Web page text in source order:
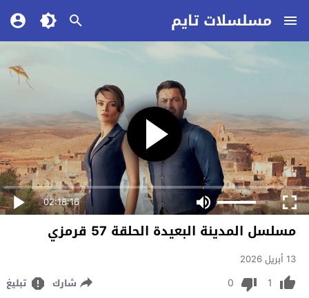
مسلسلات تايم
02:18:16
مسلسل المدينة البعيدة الحلقة 57 قرمزي
13 أبريل 2026
1
0 شارك تبليغ